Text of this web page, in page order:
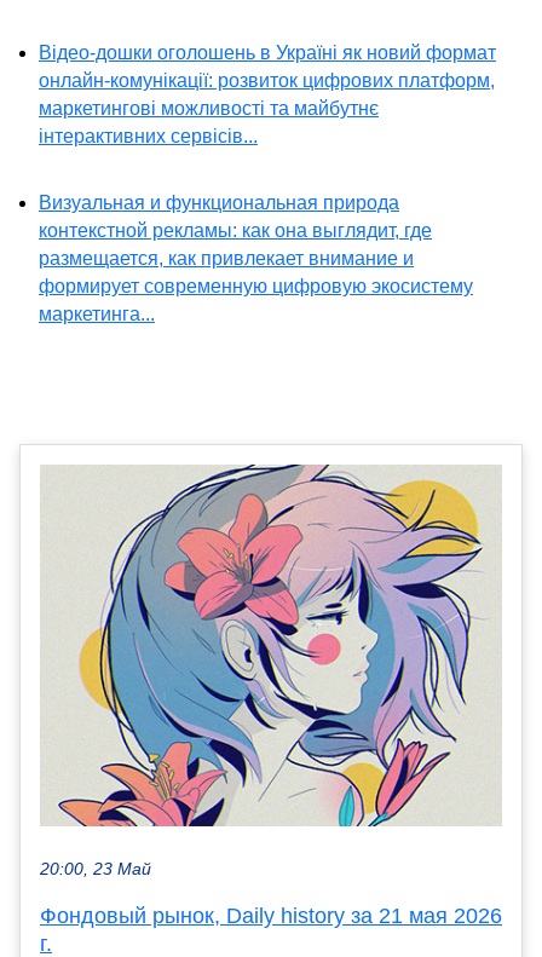
Відео-дошки оголошень в Україні як новий формат
онлайн-комунікації: розвиток цифрових платформ,
маркетингові можливості та майбутнє
інтерактивних сервісів...
Визуальная и функциональная природа
контекстной рекламы: как она выглядит, где
размещается, как привлекает внимание и
формирует современную цифровую экосистему
маркетинга...
20:00, 23 Май
Фондовый рынок, Daily history за 21 мая 2026
г.